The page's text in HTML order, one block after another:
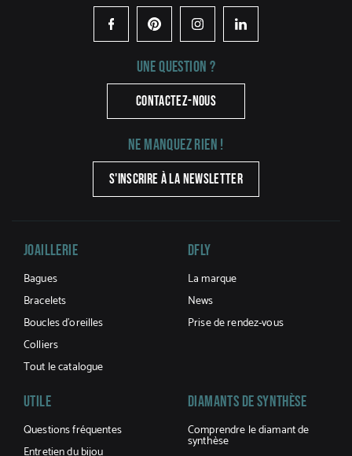
FacebookPinterestInstagramLinkedIn
Une question ?
CONTACTEZ-NOUS
Ne manquez rien !
S'INSCRIRE À LA NEWSLETTER
Joaillerie
Bagues
Bracelets
Boucles d’oreilles
Colliers
Tout le catalogue
DFLY
La marque
News
Prise de rendez-vous
UTILE
Questions fréquentes
Diamants De Synthèse
Comprendre le diamant de
synthèse